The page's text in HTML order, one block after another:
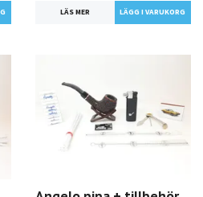
LÄS MER